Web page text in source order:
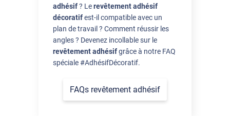
adhésif? Lerevêtement adhésif
décoratifest-il compatible avec un
plan de travail ? Comment réussir les
angles ? Devenez incollable sur le
revêtement adhésifgrâce à notre FAQ
spéciale #AdhésifDécoratif.
FAQs revêtement adhésif